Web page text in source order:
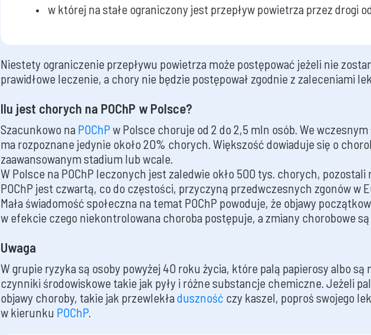
w której na stałe ograniczony jest przepływ powietrza przez drogi
Niestety ograniczenie przepływu powietrza może postępować jeżeli nie
prawidłowe leczenie, a chory nie będzie postępował zgodnie z zaleceniami
Ilu jest chorych na POChP w Polsce?
Szacunkowo na POChPw Polsce choruje od 2 do 2,5 mln osób. We
ma rozpoznane jedynie około 20% chorych. Większość dowiaduje się o
zaawansowanym stadium lub wcale.
W Polsce na POChP leczonych jest zaledwie okło 500 tys. chorych, pozostali
POChP jest czwartą, co do częstości, przyczyną przedwczesnych zgonów w
Mała świadomość społeczna na temat POChP powoduje, że objawy
w efekcie czego niekontrolowana choroba postępuje, a zmiany chorobowe
Uwaga
W grupie ryzyka są osoby powyżej 40 roku życia, które palą papierosy albo są
czynniki środowiskowe takie jak pyły i różne substancje chemiczne. Jeżeli
objawy choroby, takie jak przewlekładuszność czy kaszel, poproś swojego
w kierunku POChP.